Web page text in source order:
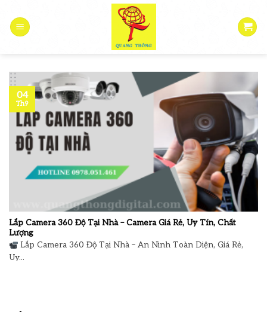
content
Lắp Camera 360 Độ Tại Nhà – Camera Giá Rẻ, Uy Tín, Chất
Lượng
Lắp Camera 360 Độ Tại Nhà – An Ninh Toàn Diện, Giá Rẻ,
Uy...
04
Th9